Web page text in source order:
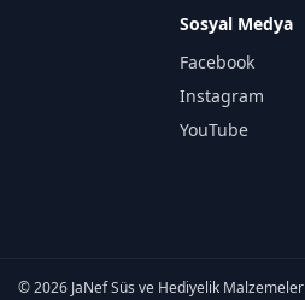
Sosyal Medya
Facebook
Instagram
YouTube
© 2026 JaNef Süs ve Hediyelik Malzemeler